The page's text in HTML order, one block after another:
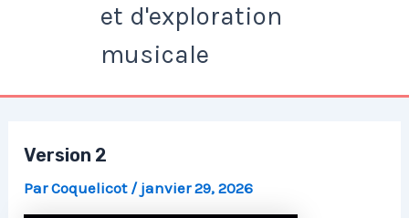
et d'exploration
musicale
Version 2
ParCoquelicot / janvier 29, 2026